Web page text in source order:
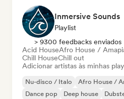
Inmersive Sounds
Playlist
> 9300 feedbacks enviados
Acid HouseAfro House /
Chill HouseChill out
Adicionar artistas às minhas
Nu-disco / Italo Afro House /
Dance pop
Deep house